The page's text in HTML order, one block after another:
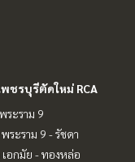
ชรบุรีตัดใหม่ RCA
ระราม 9
ระราม 9 - รัชดา
อกมัย - ทองหล่อ